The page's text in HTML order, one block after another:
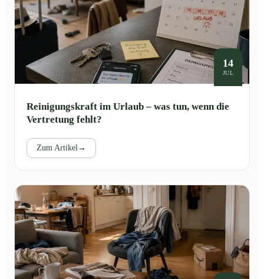
14
JUL
Reinigungskraft im Urlaub – was tun, wenn die
Vertretung fehlt?
Zum Artikel →